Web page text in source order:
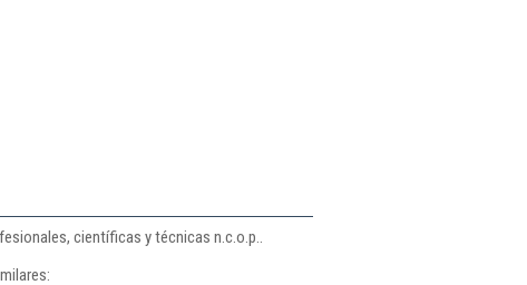
científicas y técnicas n.c.o.p..